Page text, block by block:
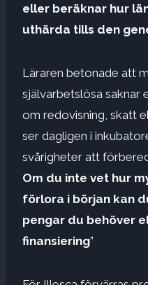
eller beräknar hur
uthärda tills den
Läraren betonade att
självarbetslösa saknar
om redovisning, skatt
ser dagligen i
svårigheter att
Om du inte vet hur
förlora i början kan
pengar du behöver
finansiering”